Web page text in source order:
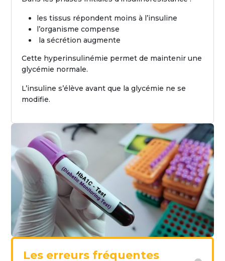
les tissus répondent moins à l’insuline
l’organisme compense
la sécrétion augmente
Cette hyperinsulinémie permet de maintenir une
glycémie normale.
L’insuline s’élève avant que la glycémie ne se
modifie.
Les erreurs fréquentes